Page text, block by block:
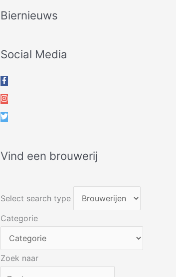
Biernieuws
Social Media
Vind een brouwerij
Select search type
Categorie
Zoek naar